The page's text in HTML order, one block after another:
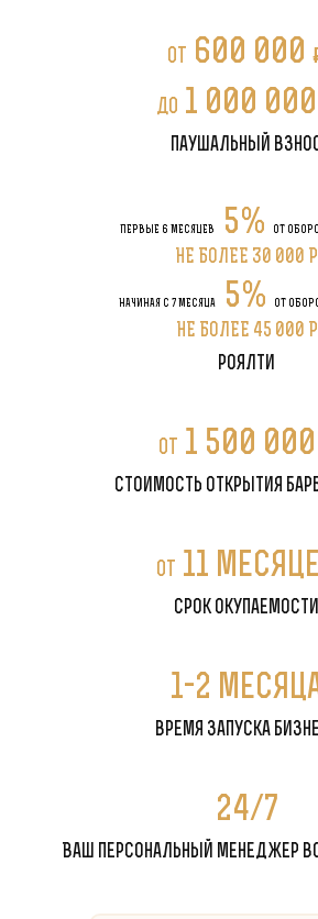
от 600 000
до 1 000 000
паушальный
ПЕРВЫЕ 6 МЕСЯЦЕВ 5% ОТ
НЕ БОЛЕЕ 30 000 P
НАЧИНАЯ С 7 МЕСЯЦА 5% ОТ
НЕ БОЛЕЕ 45 000 P
роялти
от 1 500 000
стоимость открытия
от 11
срок окупаемости
1-2
время запуска
24/7
Ваш персональный менеджер